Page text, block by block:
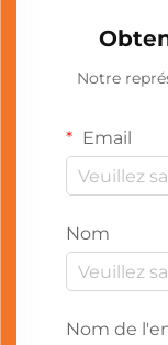
Notre
Email
Nom
Nom de